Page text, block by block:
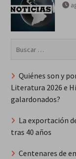
Quiénes son y
Literatura 2026 e
galardonados?
La exportación
tras 40 años
Centenares de